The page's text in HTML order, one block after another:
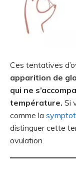
Ces tentatives
apparition de
qui ne
température. Si
comme la
distinguer cette
ovulation.